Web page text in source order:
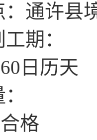
：通许县
期：
60 日历天
格